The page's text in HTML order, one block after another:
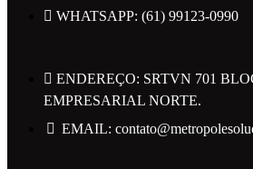
Políticas de Privacidade
WHATSAPP: (61) 99123-0990
ENDEREÇO: SRTVN 701
EMPRESARIAL NORTE.
EMAIL: